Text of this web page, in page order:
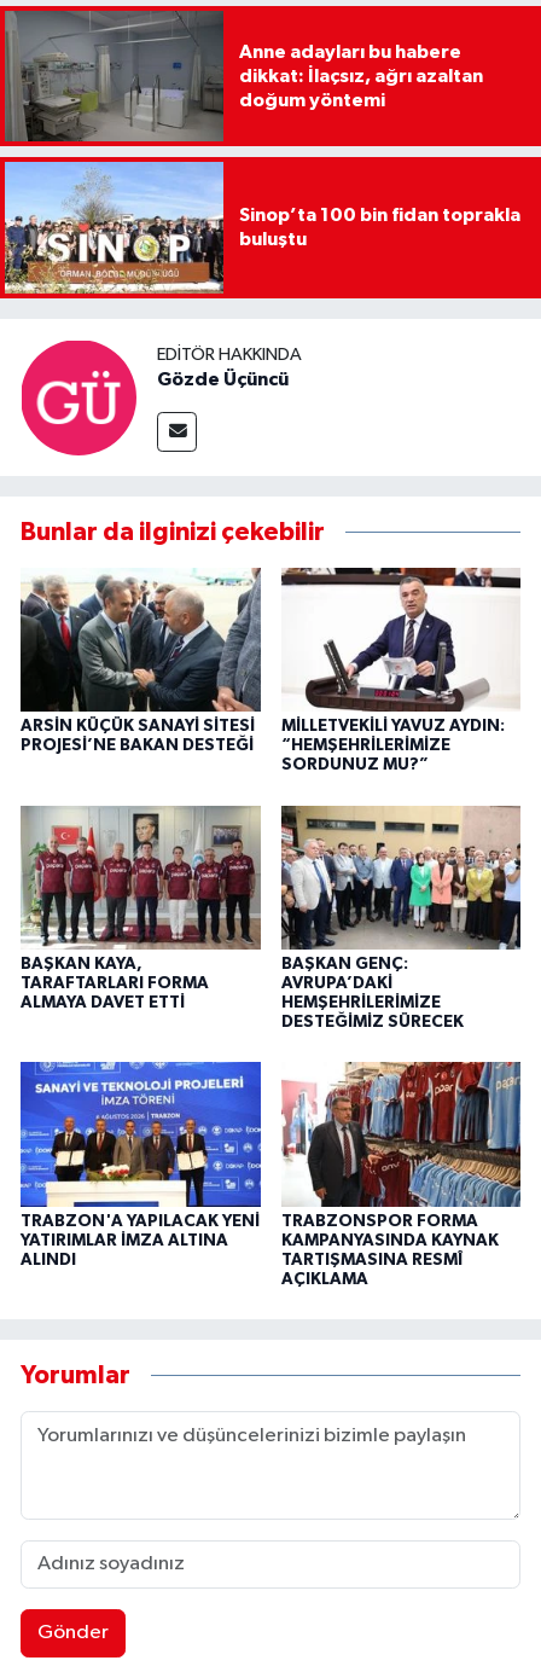
Anne adayları bu habere
dikkat: İlaçsız, ağrı azaltan
doğum yöntemi
Sinop’ta 100 bin fidan toprakla
buluştu
EDITÖR HAKKINDA
Gözde Üçüncü
Bunlar da ilginizi çekebilir
ARSİN KÜÇÜK SANAYİ SİTESİ
PROJESİ’NE BAKAN DESTEĞİ
MİLLETVEKİLİ YAVUZ AYDIN:
“HEMŞEHRİLERİMİZE
SORDUNUZ MU?”
BAŞKAN KAYA,
TARAFTARLARI FORMA
ALMAYA DAVET ETTİ
BAŞKAN GENÇ:
AVRUPA’DAKİ
HEMŞEHRİLERİMİZE
DESTEĞİMİZ SÜRECEK
TRABZON'A YAPILACAK YENİ
YATIRIMLAR İMZA ALTINA
ALINDI
TRABZONSPOR FORMA
KAMPANYASINDA KAYNAK
TARTIŞMASINA RESMÎ
AÇIKLAMA
Yorumlar
Gönder